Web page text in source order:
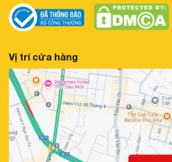
Với tính năng vạch hướng dẫn đỗ xe
sẽ cung cấp các vạch hỗ trợ giúp bạn
xe vào vị trí một cách an toàn và
4.8 Điều Khiển Thông Minh, Dễ
Camera 360 SAFEVIEW LUX-300
khiển cực kỳ thông minh và dễ dàng.
Vị trí cửa hàng